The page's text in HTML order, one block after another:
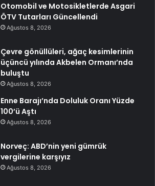
Otomobil ve Motosikletlerde Asgari
ÖTV Tutarları Güncellendi
Ağustos 8, 2026
Çevre gönüllüleri, ağaç kesimlerinin
üçüncü yılında Akbelen Ormanı’nda
buluştu
Ağustos 8, 2026
Enne Barajı’nda Doluluk Oranı Yüzde
100’ü Aştı
Ağustos 8, 2026
Norveç: ABD’nin yeni gümrük
vergilerine karşıyız
Ağustos 8, 2026